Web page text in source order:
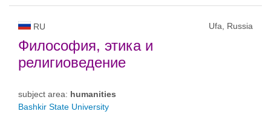
RU Ufa, Russia
Философия, этика и
религиоведение
subject area: humanities
Bashkir State University